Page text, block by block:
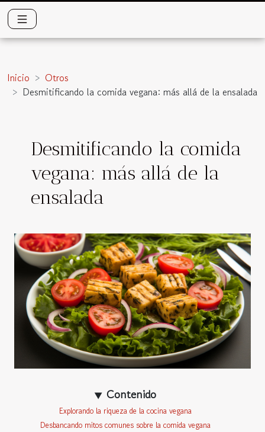
Inicio
Otros
Desmitificando la comida vegana: más allá de la ensalada
Desmitificando la comida
vegana: más allá de la
ensalada
Contenido
Explorando la riqueza de la cocina vegana
Desbancando mitos comunes sobre la comida vegana